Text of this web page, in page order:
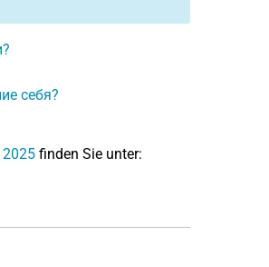
себя?
2025finden Sie unter: